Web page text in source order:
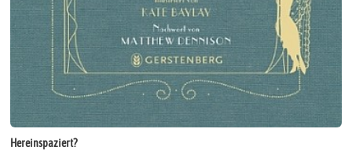
Hereinspaziert?